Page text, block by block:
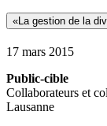
«La gestion de la
17 mars 2015
Public-cible
Collaborateurs et
Lausanne